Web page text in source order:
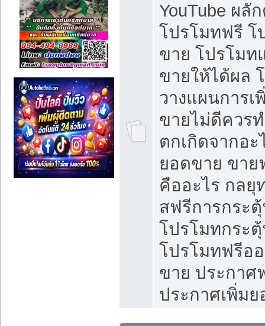
YouTube ผลั
โปรโมทฟรี โ
ขาย โปรโมท
ขายให้ได้ผล
วางแผนการ
ขายไม่ดีควร
ตกเกิดจากอะ
ยอดขาย ขาย
คืออะไร กลยุ
สฟรีการกระ
โปรโมทกระ
โปรโมทฟรีอ
ขาย ประกาศ
ประกาศเพิ่ม